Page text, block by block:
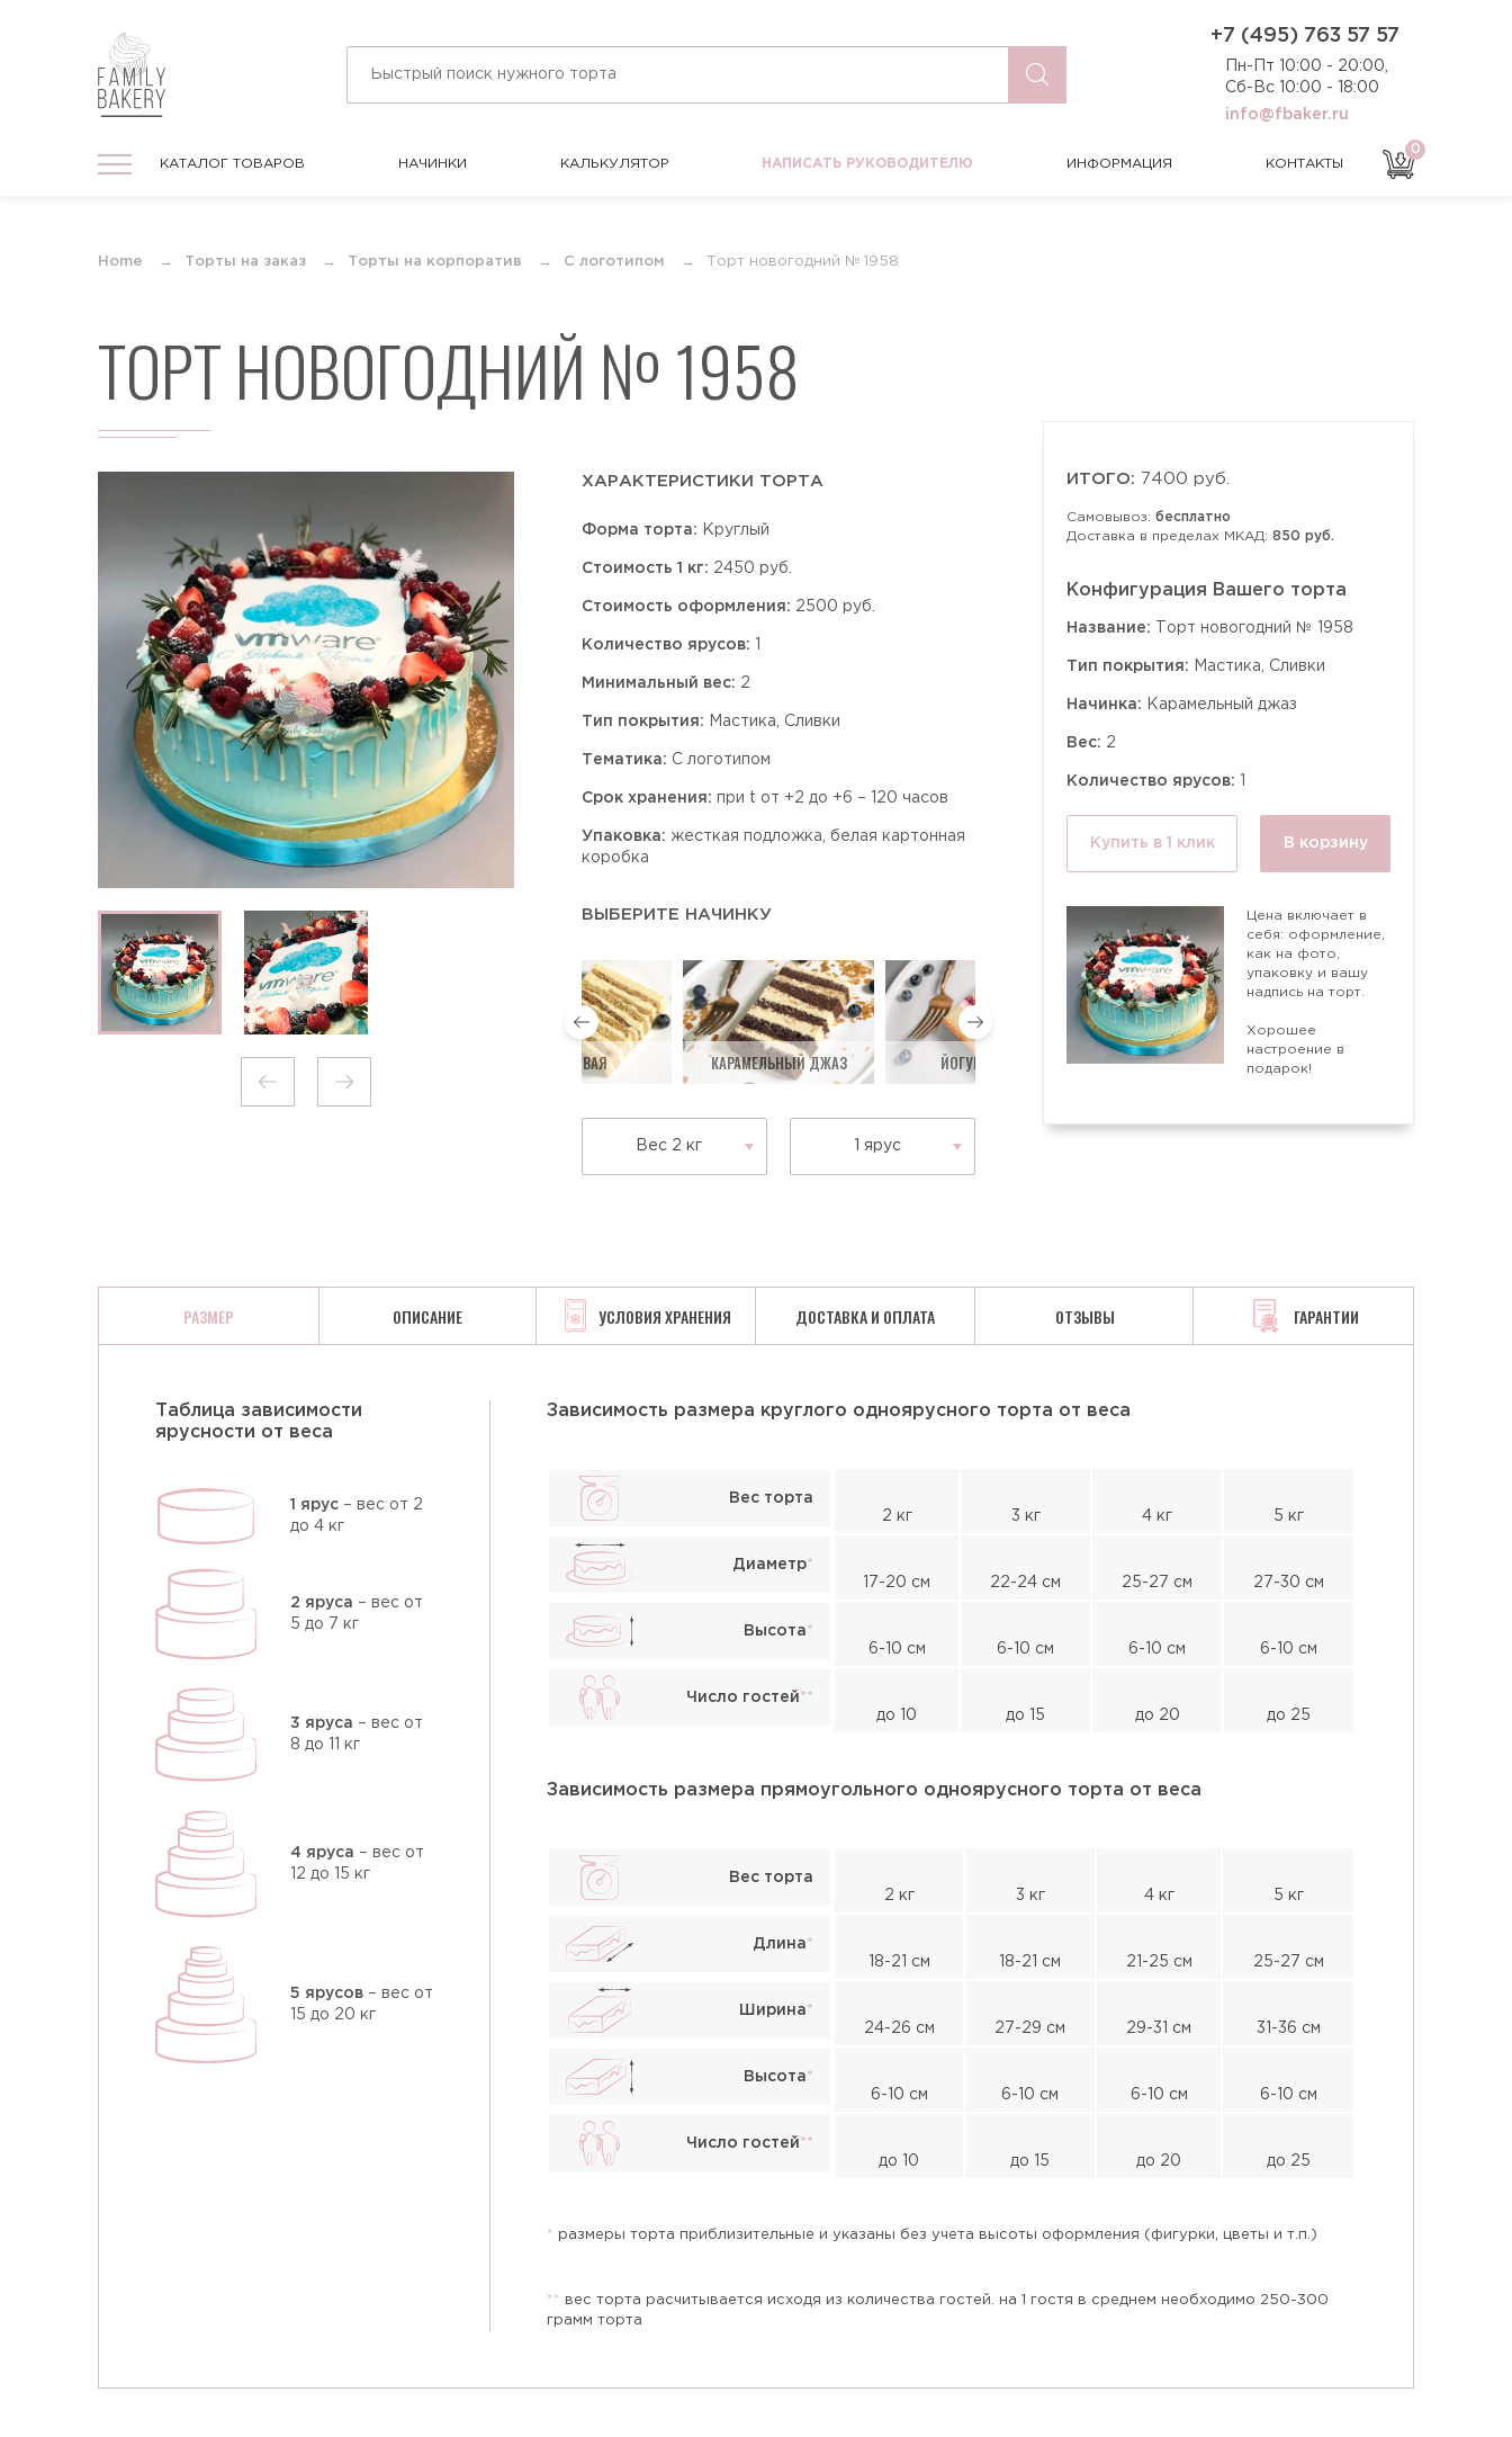
+7 (495) 763 57 57
Пн-Пт 10:00 - 20:00,
Сб-Вс 10:00 - 18:00
info@fbaker.ru
На праздник
На День Рождения
Торты в подарок для мужчин и женщин
Свадебные торты
Огромный выбор свадебных тортов
Детские торты
Вкусные торты для мальчиков и
девочек
Капкейки
Кексы с индивидуальным оформлением
Корпоративные торты
Торты на корпоратив компании
Специальные торты
Низкокалорийные и безглютеновые
КАТАЛОГ ТОВАРОВ НАЧИНКИ КАЛЬКУЛЯТОР НАПИСАТЬ РУКОВОДИТЕЛЮ ИНФОРМАЦИЯ КОНТАКТЫ
0
КОНТАКТЫ
Home Торты на заказ Торты на корпоратив С логотипом Торт новогодний № 1958
ТОРТ НОВОГОДНИЙ № 1958
ХАРАКТЕРИСТИКИ ТОРТА
Форма торта: Круглый
Стоимость 1 кг: 2450 руб.
Стоимость оформления: 2500 руб.
Количество ярусов:
Минимальный вес: 2
Тип покрытия: Мастика, Сливки
Тематика: С логотипом
Срок хранения: при t от +2 до +6 – 120 часов
Упаковка: жесткая подложка, белая картонная
коробка
ВЫБЕРИТЕ НАЧИНКУ
КЛЮКВА В ШОКОЛАДЕ МЕДОВАЯ КАРАМЕЛЬНЫЙ ДЖАЗ ЙОГУРТОВАЯ СМЕТАННАЯ
Вес 2 кг 1 ярус
ИТОГО: 7400 руб.
Самовывоз: бесплатно
Доставка в пределах МКАД: 850 руб.
Конфигурация Вашего торта
Название: Торт новогодний № 1958
Тип покрытия: Мастика, Сливки
Начинка: Карамельный джаз
Вес: 2
Количество ярусов:
Купить в 1 клик В корзину
Цена включает в
себя: оформление,
как на фото,
упаковку и вашу
надпись на торт.
Хорошее
настроение в
подарок!
РАЗМЕР ОПИСАНИЕ УСЛОВИЯ ХРАНЕНИЯ ДОСТАВКА И ОПЛАТА ОТЗЫВЫ ГАРАНТИИ
Таблица зависимости
ярусности от веса
1 ярус – вес от 2
до 4 кг
2 яруса – вес от
5 до 7 кг
3 яруса – вес от
8 до 11 кг
4 яруса – вес от
12 до 15 кг
5 ярусов – вес от
15 до 20 кг
Зависимость размера круглого одноярусного торта от веса
Вес торта
2 кг
3 кг 4 кг 5 кг
Диаметр*
17-20 см
22-24 см 25-27 см 27-30 см
Высота*
6-10 см
6-10 см 6-10 см 6-10 см
Число гостей**
до 10
до 15 до 20 до 25
Зависимость размера прямоугольного одноярусного торта от веса
Вес торта
2 кг
3 кг 4 кг 5 кг
Длина*
18-21 см
18-21 см 21-25 см 25-27 см
Ширина*
24-26 см
27-29 см 29-31 см 31-36 см
Высота*
6-10 см
6-10 см 6-10 см 6-10 см
Число гостей**
до 10
до 15 до 20 до 25
* размеры торта приблизительные и указаны без учета высоты оформления (фигурки, цветы и т.п.)
* *
вес торта расчитывается исходя из количества гостей. на 1 гостя в среднем необходимо 250-300
грамм торта
Жалоба